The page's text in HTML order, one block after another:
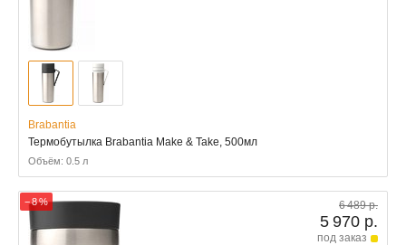
Brabantia
Термобутылка Brabantia Make & Take, 500мл
Объём: 0.5 л
− 8 % 6 489 р.
5 970 р.
под заказ